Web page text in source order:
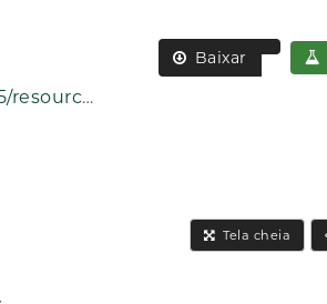
Baixar
Tela cheia